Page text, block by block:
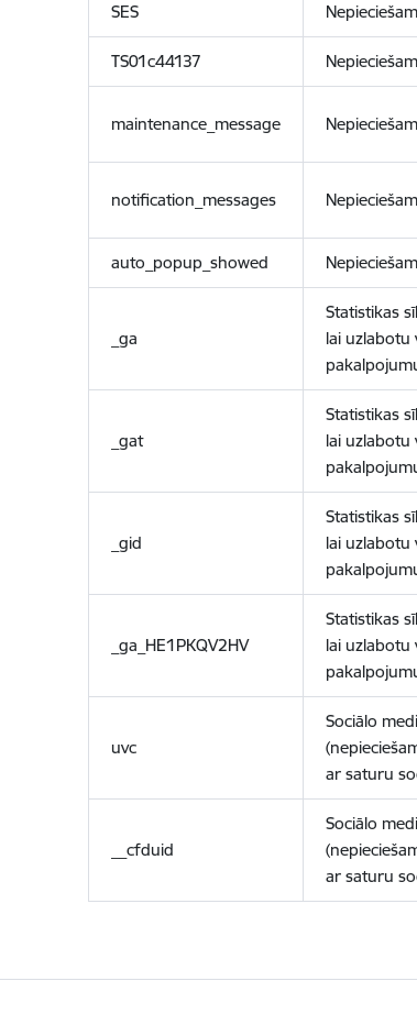
SES
TS01c44137
maintenance_message
notification_messages
auto_popup_showed
_ga
Statistikas
lai uzlabotu
_gat
Statistikas
lai uzlabotu
_gid
Statistikas
lai uzlabotu
_ga_HE1PKQV2HV
Statistikas
lai uzlabotu
uvc
Sociālo
ar saturu
__cfduid
Sociālo
ar saturu